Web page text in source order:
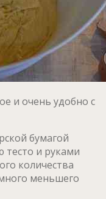
и очень удобно с
бумагой
тесто и руками
количества
меньшего